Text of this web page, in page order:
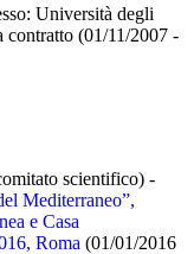
Università degli
contratto (01/11/2007 -
scientifico) -
Mediterraneo”,
e Casa
Roma (01/01/2016